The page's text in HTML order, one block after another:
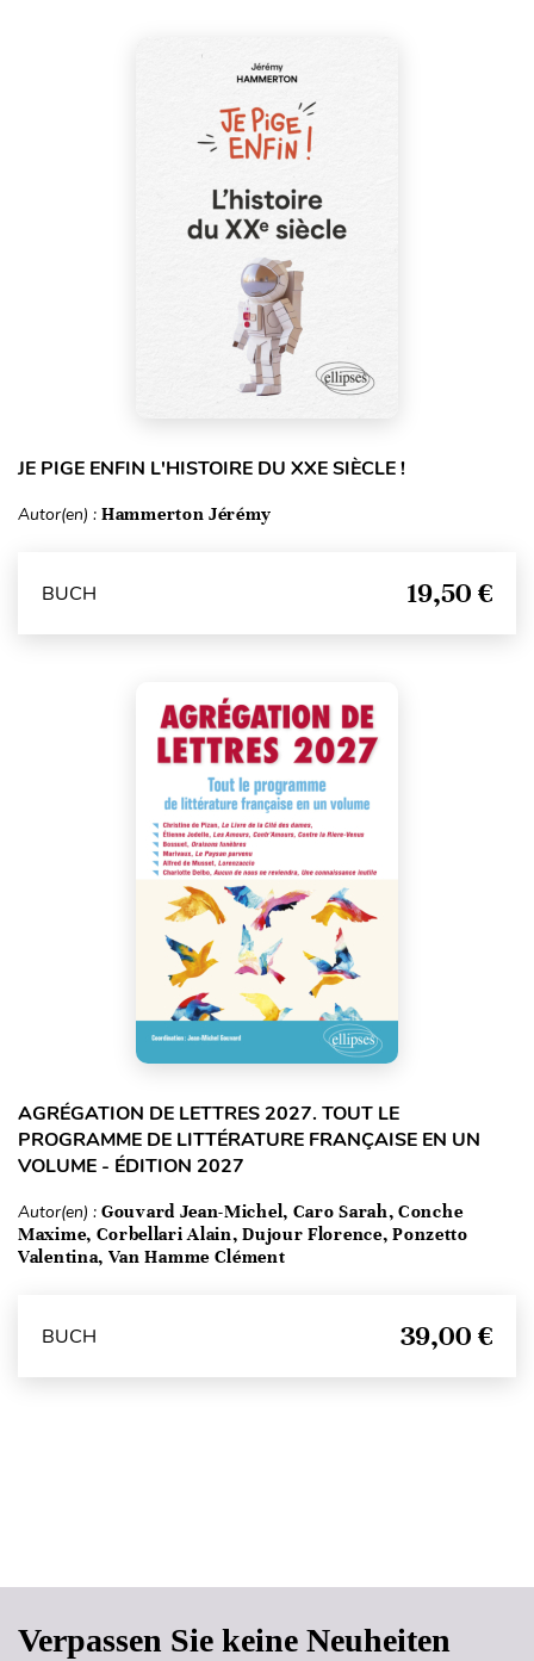
JE PIGE ENFIN L'HISTOIRE DU XXE SIÈCLE !
Autor(en) : Hammerton Jérémy
BUCH 19,50 €
AGRÉGATION DE LETTRES 2027. TOUT LE
PROGRAMME DE LITTÉRATURE FRANÇAISE EN UN
VOLUME - ÉDITION 2027
Autor(en) : Gouvard Jean-Michel, Caro Sarah, Conche
Maxime, Corbellari Alain, Dujour Florence, Ponzetto
Valentina, Van Hamme Clément
BUCH 39,00 €
Verpassen Sie keine Neuheiten